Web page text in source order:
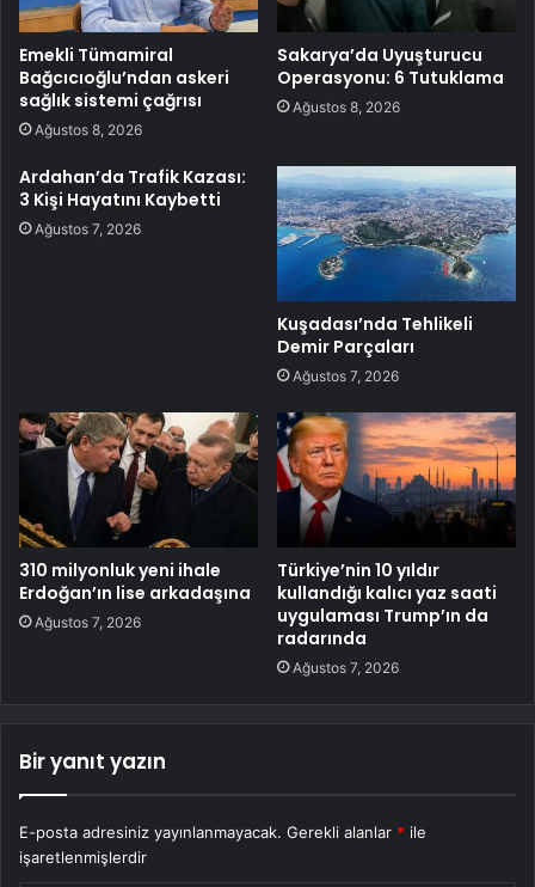
Emekli Tümamiral
Bağcıcıoğlu’ndan askeri
sağlık sistemi çağrısı
Ağustos 8, 2026
Sakarya’da Uyuşturucu
Operasyonu: 6 Tutuklama
Ağustos 8, 2026
Ardahan’da Trafik Kazası:
3 Kişi Hayatını Kaybetti
Ağustos 7, 2026
Kuşadası’nda Tehlikeli
Demir Parçaları
Ağustos 7, 2026
310 milyonluk yeni ihale
Erdoğan’ın lise arkadaşına
Ağustos 7, 2026
Türkiye’nin 10 yıldır
kullandığı kalıcı yaz saati
uygulaması Trump’ın da
radarında
Ağustos 7, 2026
Bir yanıt yazın
E-posta adresiniz yayınlanmayacak. Gerekli alanlar * ile
işaretlenmişlerdir